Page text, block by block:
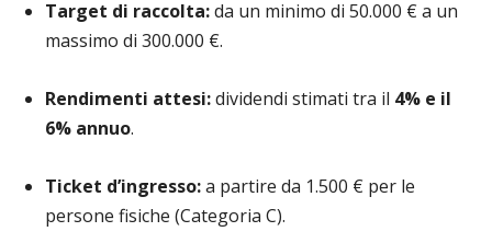
Target di raccolta:da un minimo di 50.000 € a un
massimo di 300.000 €.
Rendimenti attesi:dividendi stimati tra il 4% e il
6% annuo.
Ticket d’ingresso:a partire da 1.500 € per le
persone fisiche (Categoria C).